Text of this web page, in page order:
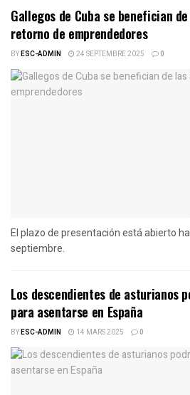
Gallegos de Cuba se benefician
retorno de emprendedores
BYESC-ADMIN 24 SEPTEMBRE 2025 0
El plazo de presentación está abierto
septiembre.
Los descendientes de asturianos
para asentarse en España
BYESC-ADMIN 14 MARS 2025 0